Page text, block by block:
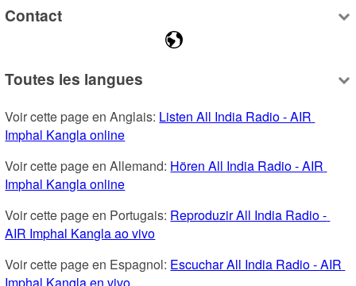
Contact
Toutes les langues
Voir cette page en Anglais: Listen All India Radio - AIR
Imphal Kangla online
Voir cette page en Allemand: Hören All India Radio - AIR
Imphal Kangla online
Voir cette page en Portugais: Reproduzir All India Radio -
AIR Imphal Kangla ao vivo
Voir cette page en Espagnol: Escuchar All India Radio - AIR
Imphal Kangla en vivo